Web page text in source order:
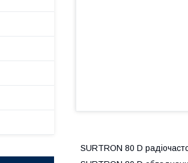
SURTRON 80 D